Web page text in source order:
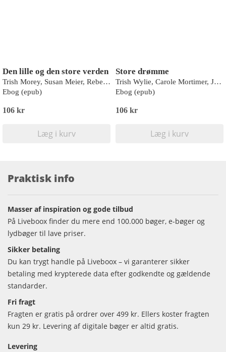
Den lille og den store verden
Trish Morey, Susan Meier, Rebecca Winters, Katherine Garbera
Ebog (epub)
106 kr
Læg i kurv
Store drømme
Trish Wylie, Carole Mortimer, Jennifer Lewis, Jane Porter
Ebog (epub)
106 kr
Læg i kurv
Praktisk info
Masser af inspiration og gode tilbud
På Liveboox finder du mere end 100.000 bøger, e-bøger og
lydbøger til lave priser.
Sikker betaling
Du kan trygt handle på Liveboox – vi garanterer sikker
betaling med krypterede data efter godkendte og gældende
standarder.
Fri fragt
Fragten er gratis på ordrer over 499 kr. Ellers koster fragten
kun 29 kr. Levering af digitale bøger er altid gratis.
Levering